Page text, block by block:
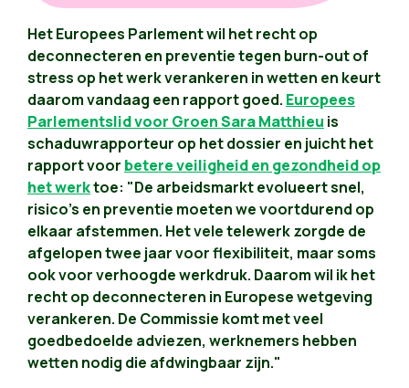
Het Europees Parlement wil het recht op
deconnecteren en preventie tegen burn-out of
stress op het werk verankeren in wetten en keurt
daarom vandaag een rapport goed. Europees
Parlementslid voor Groen Sara Matthieu is
schaduwrapporteur op het dossier en juicht het
rapport voor betere veiligheid en gezondheid op
het werktoe: "De arbeidsmarkt evolueert snel,
risico's en preventie moeten we voortdurend op
elkaar afstemmen. Het vele telewerk zorgde de
afgelopen twee jaar voor flexibiliteit, maar soms
ook voor verhoogde werkdruk. Daarom wil ik het
recht op deconnecteren in Europese wetgeving
verankeren. De Commissie komt met veel
goedbedoelde adviezen, werknemers hebben
wetten nodig die afdwingbaar zijn."